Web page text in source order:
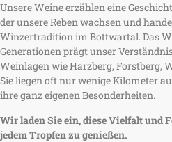
Unsere Weine erzählen eine
der unsere Reben wachsen und
Winzertradition im Bottwartal. Das
Generationen prägt unser
Weinlagen wie Harzberg, Forstberg,
Sie liegen oft nur wenige Kilometer
ihre ganz eigenen Besonderheiten.
Wir laden Sie ein, diese Vielfalt und
jedem Tropfen zu genießen.